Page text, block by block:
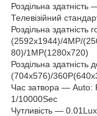
Роздільна
Телевізійний
Роздільна
(2592x1944)/4МР/
80)/1MP(1280х720)
Роздільна
(704х576)/
Час затвора — Auto:
1/10000Sec
Чутливість — 0.01Lux